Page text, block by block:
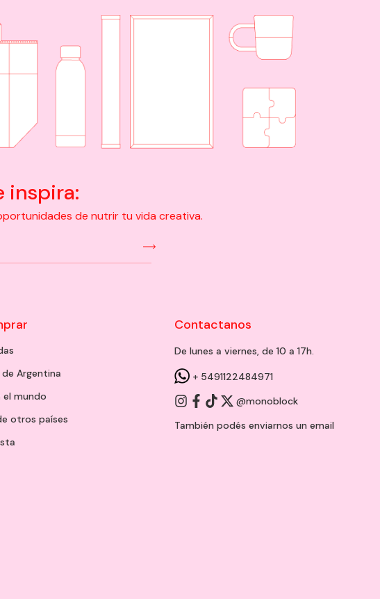
inspira:
de nutrir tu vida creativa.
Argentina
el mundo
otros países
Contactanos
De lunes a viernes, de 10 a 17h.
+ 5491122484971
@monoblock
También podés enviarnos un email